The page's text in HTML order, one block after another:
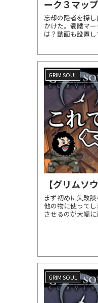
ーク３マップ
忘却の隠者を探
かけた。髑髏マ
は？動画も設置
GRIM SOUL
【グリムソ
まず初めに失敗
他の物に使って
させるのが大幅
GRIM SOUL